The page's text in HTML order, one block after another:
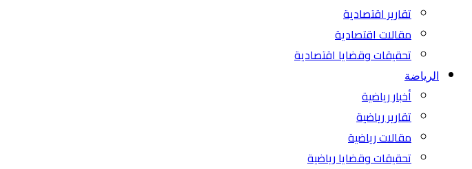
تقارير اقتصادية
مقالات اقتصادية
تحقيقات وقضايا اقتصادية
الرياضة
أخبار رياضية
تقارير رياضية
مقالات رياضية
تحقيقات وقضايا رياضية